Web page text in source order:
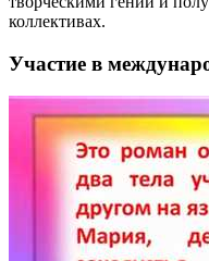
коллективах.
Участие в